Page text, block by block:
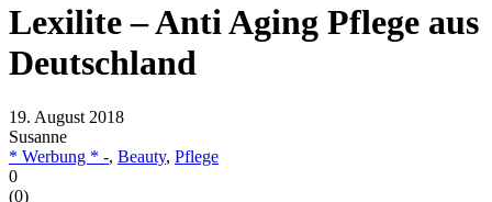
Lexilite – Anti Aging Pflege aus
Deutschland
19. August 2018
Susanne
* Werbung * -, Beauty, Pflege
0
(0)